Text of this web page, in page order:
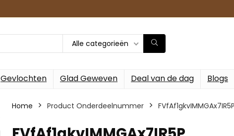
Alle categorieën
Gevlochten Glad Geweven Deal van de dag Blogs
Home Product Onderdeelnummer ‎FVfAf1gkvIMMGAx7IR5P